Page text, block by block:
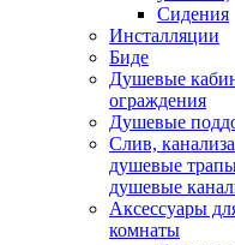
Сидения
Инсталляции
Биде
Душевые
ограждения
Душевые
Слив,
душевые
душевые
Аксессуары
комнаты